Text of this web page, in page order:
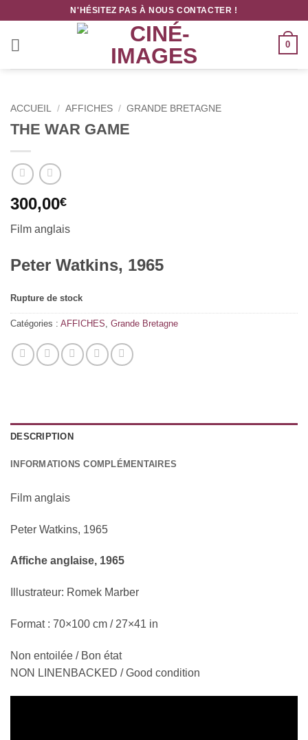
contenu
N'HÉSITEZ PAS À NOUS CONTACTER !
0
ACCUEIL / AFFICHES / GRANDE BRETAGNE
THE WAR GAME
300,00€
Film anglais
Peter Watkins, 1965
Rupture de stock
Catégories : AFFICHES Grande Bretagne
DESCRIPTION
INFORMATIONS COMPLÉMENTAIRES
Film anglais
Peter Watkins, 1965
Affiche anglaise, 1965
Illustrateur: Romek Marber
Format : 70×100 cm / 27×41 in
Non entoilée / Bon état
NON LINENBACKED / Good condition